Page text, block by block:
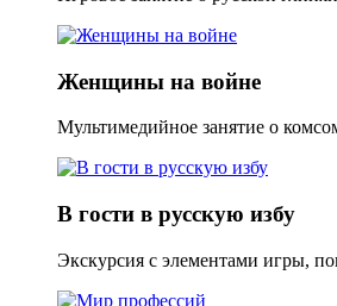
Женщины на войне
Мультимедийное занятие о
В гости в русскую избу
Экскурсия с элементами игры,